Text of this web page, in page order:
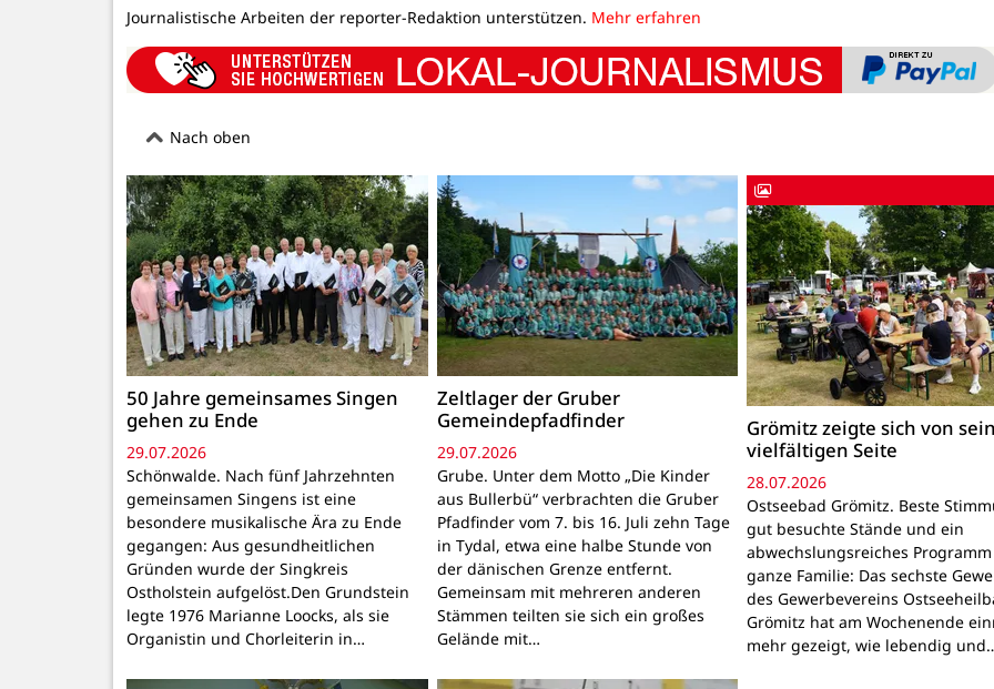
Journalistische Arbeiten der reporter-Redaktion unterstützen. Mehr erfahren
Nach oben
50 Jahre gemeinsames Singen
gehen zu Ende
29.07.2026
Schönwalde. Nach fünf Jahrzehnten
gemeinsamen Singens ist eine
besondere musikalische Ära zu Ende
gegangen: Aus gesundheitlichen
Gründen wurde der Singkreis
Ostholstein aufgelöst.Den Grundstein
legte 1976 Marianne Loocks, als sie
Organistin und Chorleiterin in…
Zeltlager der Gruber
Gemeindepfadfinder
29.07.2026
Grube. Unter dem Motto „Die Kinder
aus Bullerbü“ verbrachten die Gruber
Pfadfinder vom 7. bis 16. Juli zehn Tage
in Tydal, etwa eine halbe Stunde von
der dänischen Grenze entfernt.
Gemeinsam mit mehreren anderen
Stämmen teilten sie sich ein großes
Gelände mit…
Grömitz zeigte sich von
vielfältigen Seite
28.07.2026
Ostseebad Grömitz. Beste
gut besuchte Stände und ein
abwechslungsreiches
ganze Familie: Das sechste
des Gewerbevereins
Grömitz hat am Wochenende
mehr gezeigt, wie lebendig